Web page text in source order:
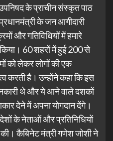
के प्राचीन संस्कृत पाठ
के जन आगीदारी
और गतिविधियों में हमारे
60 शहरों में हुई 200 से
को लेकर लोगों की एक
करती है। उन्होंने कहा कि इस
थे और ये आने वाले दशकों
देने में अपना योगदान देंगे।
के नेताओं और प्रतिनिधियों
की। कैबिनेट मंत्री गणेश जोशी ने